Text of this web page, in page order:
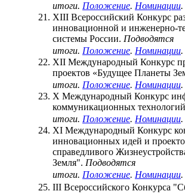
итоги. Положение. Номинации.
XIII Всероссийский Конкурс
инновационной и инженерно-
системы России. Подводятся
итоги. Положение. Номинации.
XII Международный Конкурс
проектов «Будущее Планеты
итоги. Положение. Номинации.
X Международный Конкурс
коммуникационных
итоги. Положение. Номинации.
XI Международный Конкурс
инновационных идей и
справедливого
Земля". Подводятся
итоги. Положение. Номинации.
III Всероссийского Конкурса